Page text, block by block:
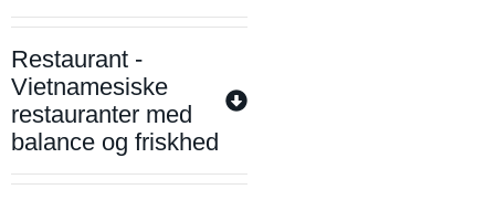
Restaurant -
Vietnamesiske
restauranter med
balance og friskhed